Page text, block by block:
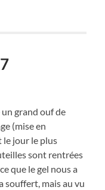
un grand ouf de
(mise en
le jour le plus
sont rentrées
que le gel nous a
souffert, mais au vu